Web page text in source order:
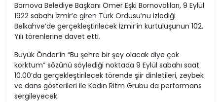
Bornova Belediye Başkanı Ömer Eşki Bornovalıları, 9 Eylül
1922 sabahı İzmir’e giren Türk Ordusu’nu izlediği
Belkahve’de gerçekleştirilecek İzmir’in kurtuluşunun 102.
Yılı törenlerine davet etti.
Büyük Önder’in “Bu şehre bir şey olacak diye çok
korktum” sözünü söylediği noktada 9 Eylül sabahı saat
10.00’da gerçekleştirilecek törende şiir dinletileri, zeybek
ve dans gösterileri ile Kadın Ritm Grubu da performans
sergileyecek.